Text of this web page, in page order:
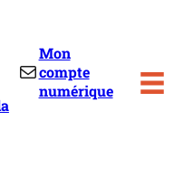
Mail
Mon
compte
numérique